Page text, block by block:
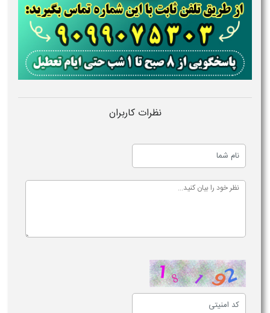
نظرات کاربران